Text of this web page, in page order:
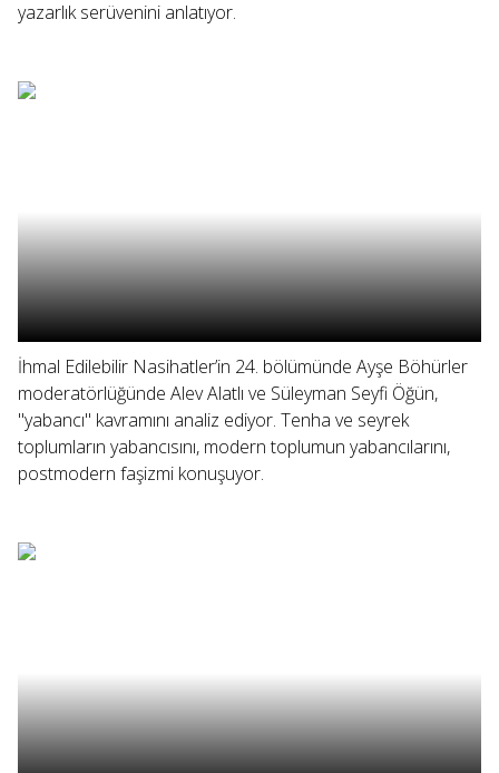
yazarlık serüvenini anlatıyor.
İhmal Edilebilir Nasihatler’in 24. bölümünde Ayşe Böhürler
moderatörlüğünde Alev Alatlı ve Süleyman Seyfi Öğün,
"yabancı" kavramını analiz ediyor. Tenha ve seyrek
toplumların yabancısını, modern toplumun yabancılarını,
postmodern faşizmi konuşuyor.